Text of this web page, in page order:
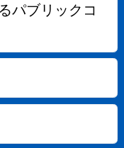
パブリックコ